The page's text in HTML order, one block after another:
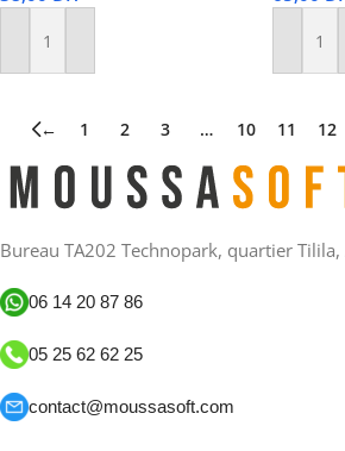
Ajouter Au Panier
← 1 2 3 … 10 11 12
Bureau TA202 Technopark, quartier Tilila,
06 14 20 87 86
05 25 62 62 25
contact@moussasoft.com